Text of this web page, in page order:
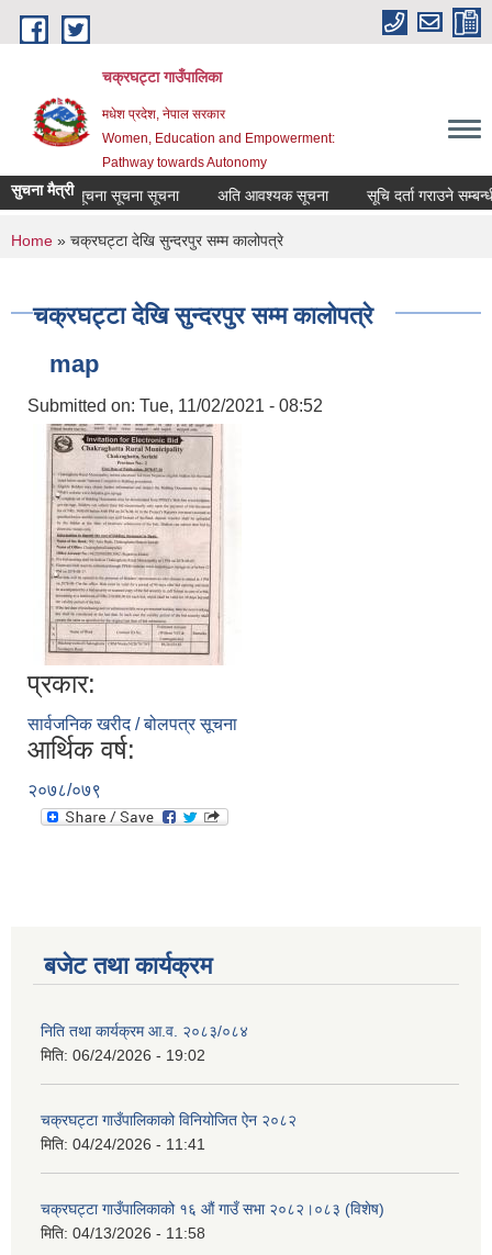
Skip to main content
चक्रघट्टा गाउँपालिका
मधेश प्रदेश, नेपाल सरकार
Women, Education and Empowerment:
Pathway towards Autonomy
सुचना मैत्रीसूचना सूचना सूचना अति आवश्यक सूचना सूचि दर्ता गराउने
You are here
Home » चक्रघट्टा देखि सुन्दरपुर सम्म कालोपत्रे
चक्रघट्टा देखि सुन्दरपुर सम्म कालोपत्रे
map
Submitted on: Tue, 11/02/2021 - 08:52
प्रकार:
सार्वजनिक खरीद / बोलपत्र सूचना
आर्थिक वर्ष:
२०७८/०७९
बजेट तथा कार्यक्रम
निति तथा कार्यक्रम आ‍.व. २०८३/०८४
मिति: 06/24/2026 - 19:02
चक्रघट्टा गाउँपालिकाको विनियोजित ऐन २०८२
मिति: 04/24/2026 - 11:41
चक्रघट्टा गाउँपालिकाको १६ औं गाउँ सभा २०८२।०८३ (विशेष)
मिति: 04/13/2026 - 11:58